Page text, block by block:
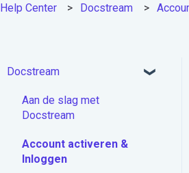
Help Center Docstream
Docstream
Aan de slag met
Docstream
Account activeren &
Inloggen